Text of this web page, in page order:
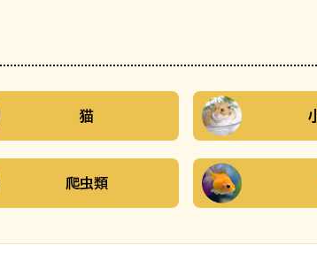
猫
爬虫類